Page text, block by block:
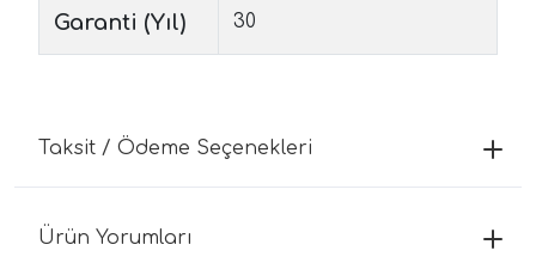
Garanti (Yıl) 30
Taksit / Ödeme Seçenekleri
Ürün Yorumları